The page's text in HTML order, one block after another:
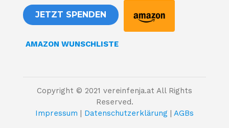
JETZT SPENDEN
AMAZON WUNSCHLISTE
Copyright © 2021 vereinfenja.at All Rights
Reserved.
Impressum | Datenschutzerklärung | AGBs